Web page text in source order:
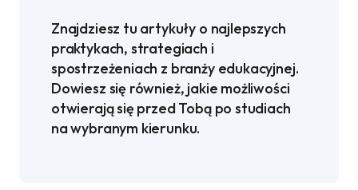
Znajdziesz tu artykuły o najlepszych
praktykach, strategiach i
spostrzeżeniach z branży edukacyjnej.
Dowiesz się również, jakie możliwości
otwierają się przed Tobą po studiach
na wybranym kierunku.